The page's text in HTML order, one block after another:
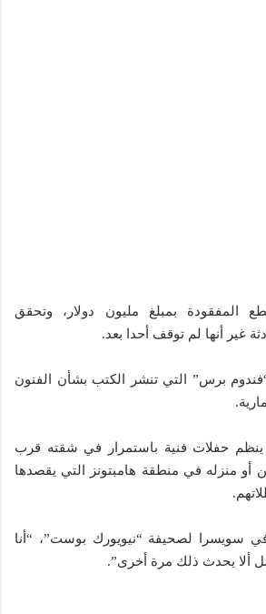
المفقودة بمبلغ مليون دولار، وتحقق
غير أنها لم توقف أحدا بعد.
برس” التي تنشر الكتب بشأن الفنون
حفلات فنية باستمرار في شقته قرب
أو منزله في منطقة هامبتونز التي يقصدها
في سويسرا لصحيفة “نيويورك بوست”، “أنا
ألا يحدث ذلك مرة أخرى”.